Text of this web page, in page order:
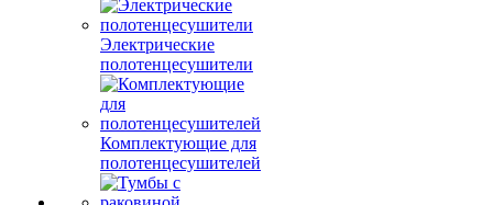
Электрические
полотенцесушители
Комплектующие для
полотенцесушителей